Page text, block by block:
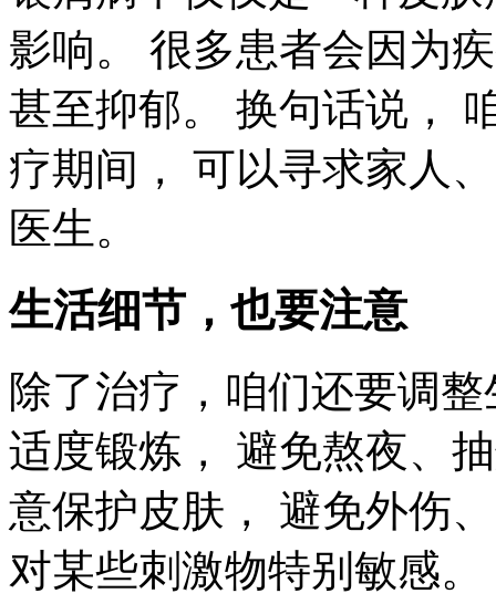
影响。 很多患者会因为
甚至抑郁。 换句话说，
疗期间， 可以寻求家人
医生。
生活细节，也要注意
除了治疗，咱们还要调
适度锻炼， 避免熬夜、
意保护皮肤， 避免外伤
对某些刺激物特别敏感